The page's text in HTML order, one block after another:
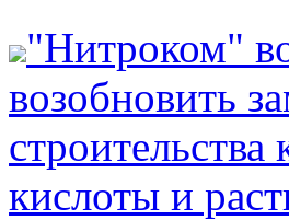
"Нитроком"
возобновить
кислоты и